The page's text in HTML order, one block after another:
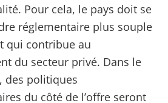
Pour cela, le pays doit se
réglementaire plus souple
qui contribue au
du secteur privé. Dans le
des politiques
du côté de l’offre seront